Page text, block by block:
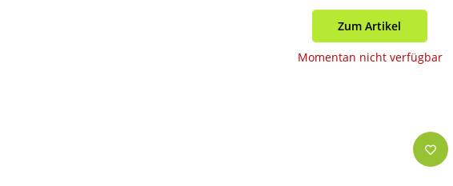
Zum Artikel
Momentan nicht verfügbar